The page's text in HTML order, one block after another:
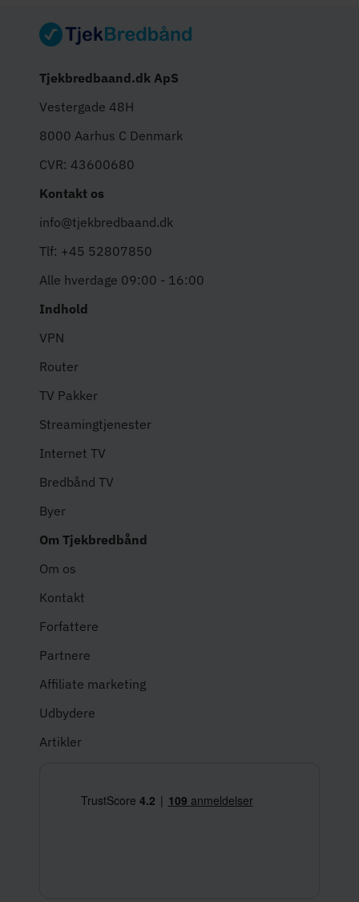
Tjekbredbaand.dk ApS
Vestergade 48H
8000 Aarhus C Denmark
CVR: 43600680
Kontakt os
info@tjekbredbaand.dk
Tlf: +45 52807850
Alle hverdage 09:00 - 16:00
Indhold
VPN
Router
TV Pakker
Streamingtjenester
Internet TV
Bredbånd TV
Byer
Om Tjekbredbånd
Om os
Kontakt
Forfattere
Partnere
Affiliate marketing
Udbydere
Artikler